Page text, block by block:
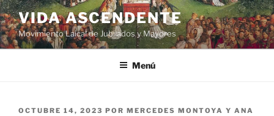
VIDA ASCENDENTE
Movimiento Laical de Jubilados y Mayores
Menú
OCTUBRE 14, 2023 POR MERCEDES MONTOYA Y ANA